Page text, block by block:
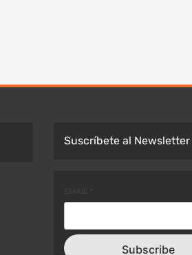
Suscríbete al Newsletter
Subscribe